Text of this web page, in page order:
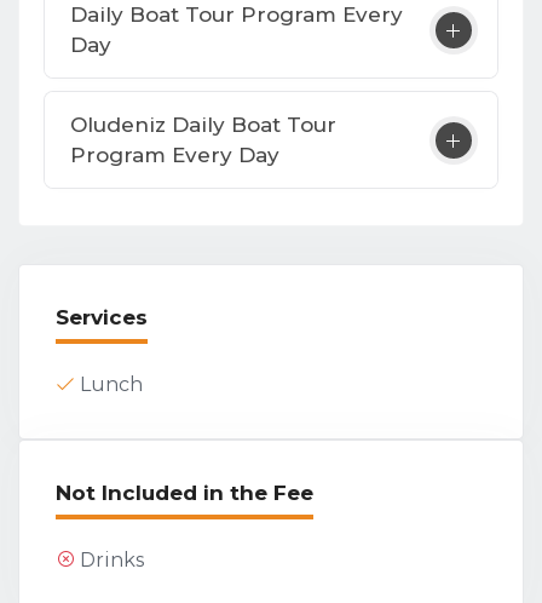
Daily Boat Tour Program Every
Day
Oludeniz Daily Boat Tour
Program Every Day
Services
Lunch
Not Included in the Fee
Drinks